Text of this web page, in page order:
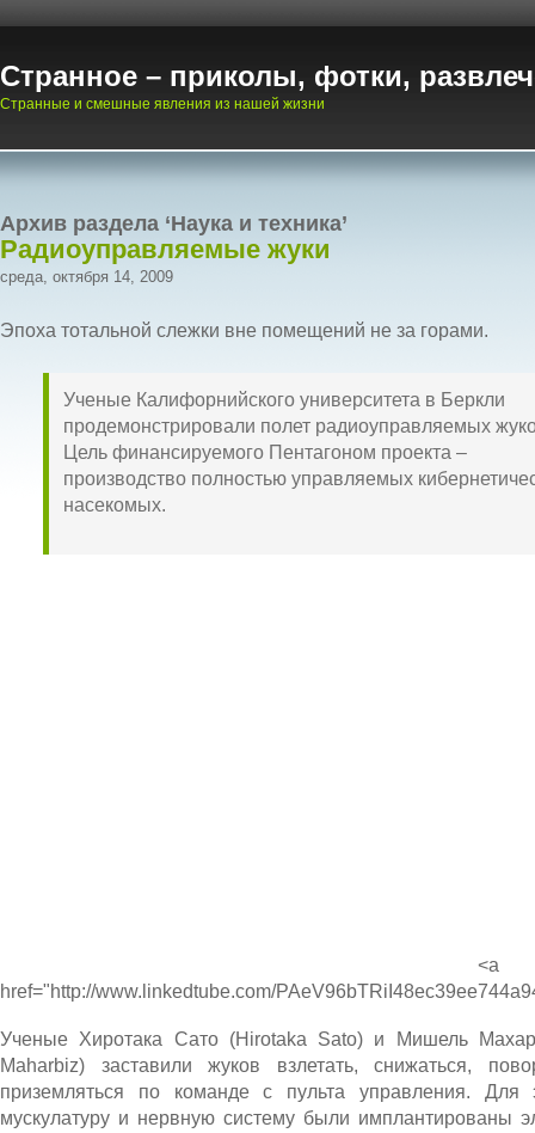
Странное – приколы, фотки,
Странные и смешные явления из нашей жизни
Архив раздела ‘Наука и техника’
Радиоуправляемые жуки
среда, октября 14, 2009
Эпоха тотальной слежки вне помещений не за горами.
Ученые Калифорнийского университета в Беркли
продемонстрировали полет радиоуправляемых
Цель финансируемого Пентагоном проекта –
производство полностью управляемых
насекомых.
<a
href="http://www.linkedtube.com/
Ученые Хиротака Сато (Hirotaka Sato) и Мишель
Maharbiz) заставили жуков взлетать, снижаться,
приземляться по команде с пульта управления. Для
мускулатуру и нервную систему были имплантированы